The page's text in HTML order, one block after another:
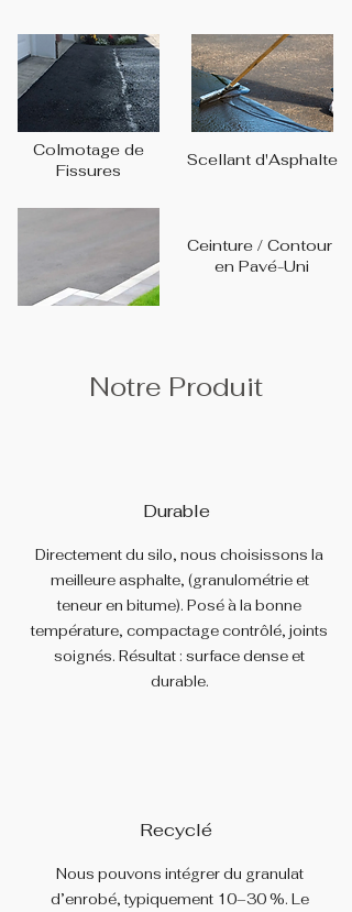
Colmotage de
Fissures
Scellant d'Asphalte
Ceinture / Contour
en Pavé-Uni
Notre Produit
Durable
Directement du silo, nous choisissons la
meilleure asphalte, (granulométrie et
teneur en bitume). Posé à la bonne
température, compactage contrôlé, joints
soignés. Résultat : surface dense et
durable.
Recyclé
Nous pouvons intégrer du granulat
d’enrobé, typiquement 10–30 %. Le